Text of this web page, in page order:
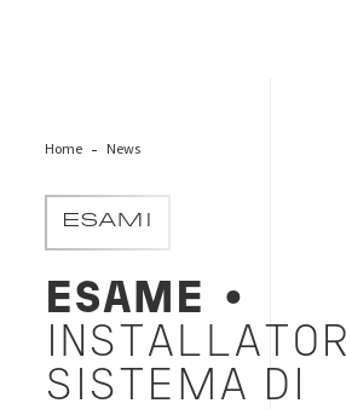
Home News
ESAMI
ESAME
•
SISTEMA DI